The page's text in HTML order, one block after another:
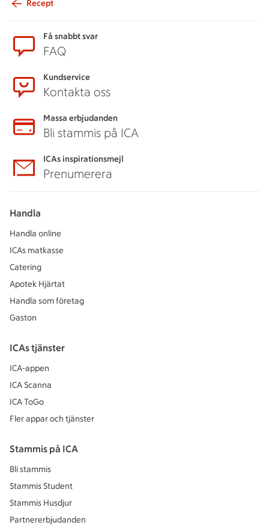
Recept
Få snabbt svar
FAQ
Kundservice
Kontakta oss
Massa erbjudanden
Bli stammis på ICA
ICAs inspirationsmejl
Prenumerera
Handla
Handla online
ICAs matkasse
Catering
Apotek Hjärtat
Handla som företag
Gaston
ICAs tjänster
ICA-appen
ICA Scanna
ICA ToGo
Fler appar och tjänster
Stammis på ICA
Bli stammis
Stammis Student
Stammis Husdjur
Partnererbjudanden